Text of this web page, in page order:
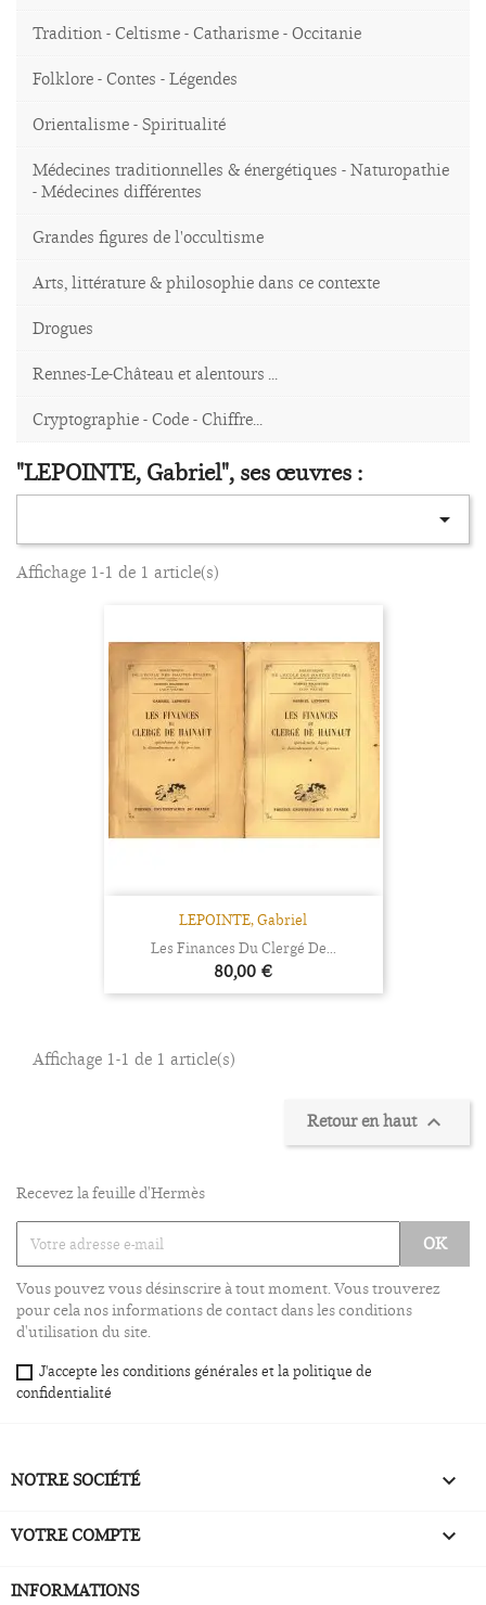
Tradition - Celtisme - Catharisme - Occitanie
Folklore - Contes - Légendes
Orientalisme - Spiritualité
Médecines traditionnelles & énergétiques - Naturopathie
- Médecines différentes
Grandes figures de l'occultisme
Arts, littérature & philosophie dans ce contexte
Drogues
Rennes-Le-Château et alentours ...
Cryptographie - Code - Chiffre...
"LEPOINTE, Gabriel", ses œuvres :

Affichage 1-1 de 1 article(s)
LEPOINTE, Gabriel
Les Finances Du Clergé De...
Prix
80,00 €
Affichage 1-1 de 1 article(s)
Retour en haut 
Recevez la feuille d'Hermès
Vous pouvez vous désinscrire à tout moment. Vous trouverez
pour cela nos informations de contact dans les conditions
d'utilisation du site.
J'accepte les conditions générales et la politique de
confidentialité
NOTRE SOCIÉTÉ 
VOTRE COMPTE 
INFORMATIONS